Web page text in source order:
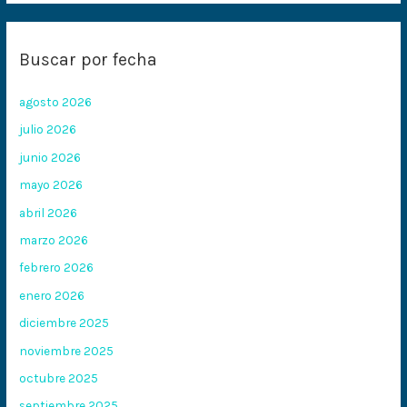
Buscar por fecha
agosto 2026
julio 2026
junio 2026
mayo 2026
abril 2026
marzo 2026
febrero 2026
enero 2026
diciembre 2025
noviembre 2025
octubre 2025